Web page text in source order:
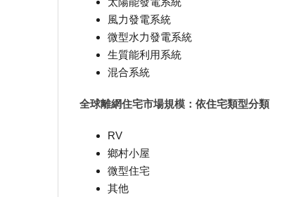
風力發電系統
微型水力發電系統
生質能利用系統
混合系統
全球離網住宅市場規模：依住宅類型分類
RV
鄉村小屋
微型住宅
其他